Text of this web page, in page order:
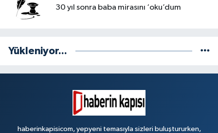
30 yıl sonra baba mirasını ‘oku’dum
Yükleniyor...
haberinkapisicom, yepyeni temasıyla sizleri buluştururken,